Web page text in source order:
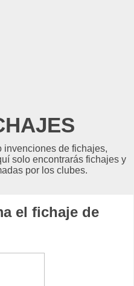
invenciones de fichajes,
solo encontrarás fichajes y
por los clubes.
el fichaje de